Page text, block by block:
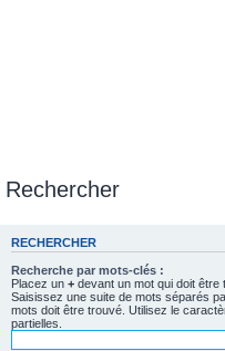
Rechercher
RECHERCHER
Recherche par mots-clés :
Placez un + devant un mot qui doit être
Saisissez une suite de mots séparés
mots doit être trouvé. Utilisez le
partielles.